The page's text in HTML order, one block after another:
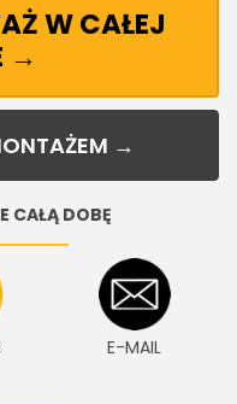
W CAŁEJ
→
→
CAŁĄ DOBĘ
E-MAIL